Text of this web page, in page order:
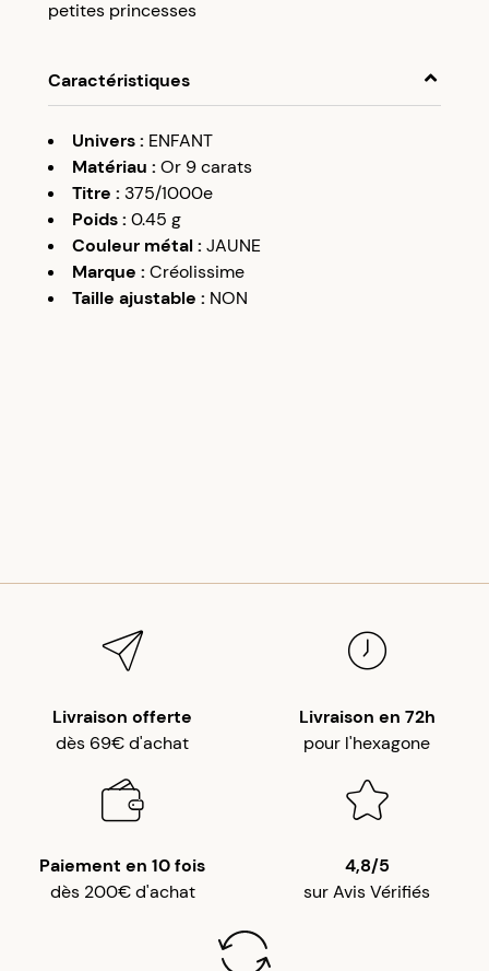
prochaine commande à partir de 50€ d’achats.
petites princesses
Caractéristiques
Univers: ENFANT
Matériau : Or 9 carats
Titre : 375/1000e
Poids: 0.45 g
Couleur métal: JAUNE
Marque : Créolissime
Taille ajustable : NON
Livraison offerte
dès 69€ d'achat
Livraison en 72h
pour l'hexagone
Paiement en 10 fois
dès 200€ d'achat
4,8/5
sur Avis Vérifiés